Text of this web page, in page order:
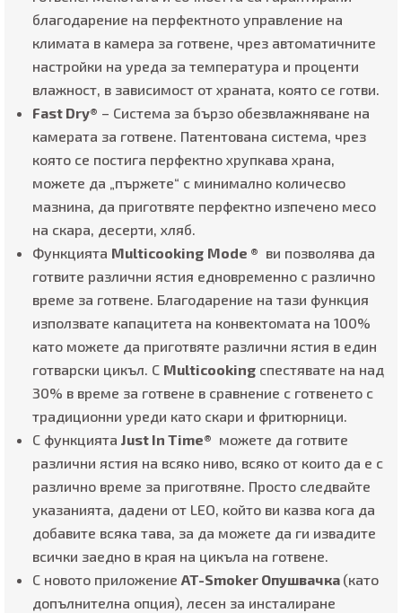
благодарение на перфектното управление на
климата в камера за готвене, чрез автоматичните
настройки на уреда за температура и проценти
влажност, в зависимост от храната, която се готви.
Fast Dry® – Система за бързо обезвлажняване на
камерата за готвене. Патентована система, чрез
която се постига перфектно хрупкава храна,
можете да „пържете“ с минимално количесво
мазнина, да приготвяте перфектно изпечено месо
на скара, десерти, хляб.
Функцията Multicooking Mode ® ви позволява да
готвите различни ястия едновременно с различно
време за готвене. Благодарение на тази функция
използвате капацитета на конвектомата на 100%
като можете да приготвяте различни ястия в един
готварски цикъл. С Multicooking спестявате на над
30% в време за готвене в сравнение с готвенето с
традиционни уреди като скари и фритюрници.
С функцията Just In Time® можете да готвите
различни ястия на всяко ниво, всяко от които да е с
различно време за приготвяне. Просто следвайте
указанията, дадени от LEO, който ви казва кога да
добавите всяка тава, за да можете да ги извадите
всички заедно в края на цикъла на готвене.
С новото приложение AT-Smoker Опушвачка (като
допълнителна опция), лесен за инсталиране